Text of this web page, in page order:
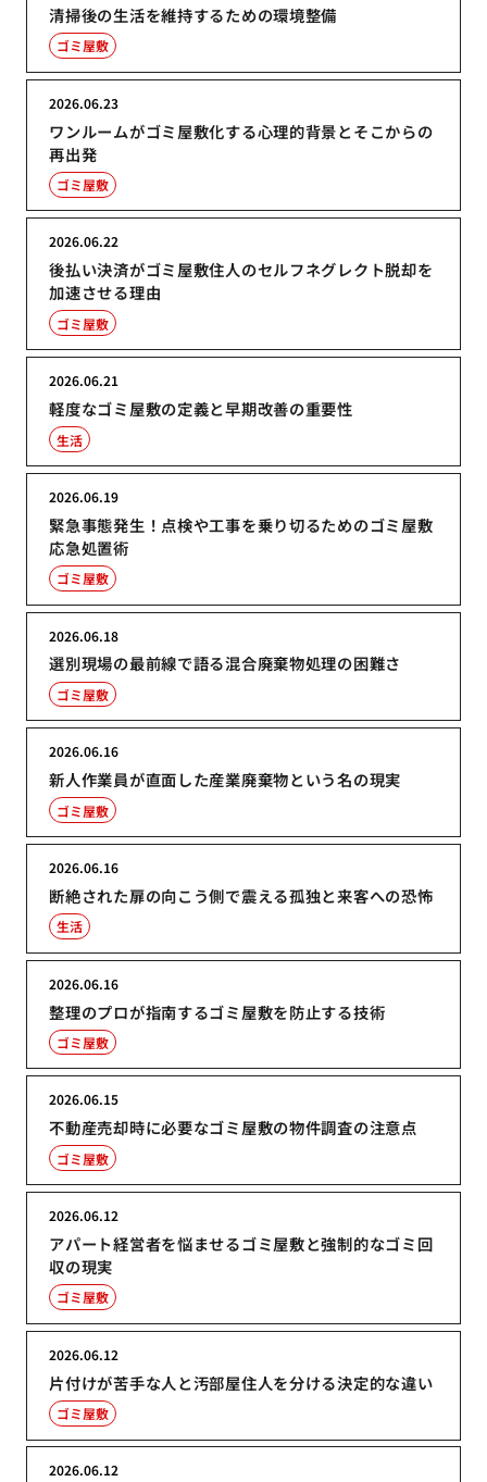
清掃後の生活を維持するための環境整備
ゴミ屋敷
ワンルームがゴミ屋敷化する心理的背景とそこからの
再出発
2026.06.23
ゴミ屋敷
後払い決済がゴミ屋敷住人のセルフネグレクト脱却を
加速させる理由
2026.06.22
ゴミ屋敷
軽度なゴミ屋敷の定義と早期改善の重要性
2026.06.21
生活
緊急事態発生！点検や工事を乗り切るためのゴミ屋敷
応急処置術
2026.06.19
ゴミ屋敷
選別現場の最前線で語る混合廃棄物処理の困難さ
2026.06.18
ゴミ屋敷
新人作業員が直面した産業廃棄物という名の現実
2026.06.16
ゴミ屋敷
断絶された扉の向こう側で震える孤独と来客への恐怖
2026.06.16
生活
整理のプロが指南するゴミ屋敷を防止する技術
2026.06.16
ゴミ屋敷
不動産売却時に必要なゴミ屋敷の物件調査の注意点
2026.06.15
ゴミ屋敷
アパート経営者を悩ませるゴミ屋敷と強制的なゴミ回
収の現実
2026.06.12
ゴミ屋敷
片付けが苦手な人と汚部屋住人を分ける決定的な違い
2026.06.12
ゴミ屋敷
2026.06.12